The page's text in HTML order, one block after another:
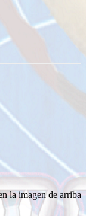
la imagen de arriba